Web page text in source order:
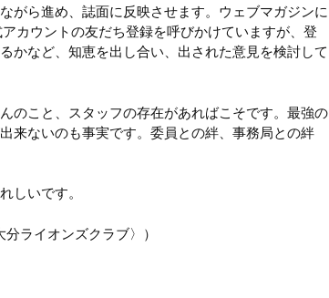
がら進め、誌面に反映させます。ウェブマガジンに
カウントの友だち登録を呼びかけていますが、登
かなど、知恵を出し合い、出された意見を検討して
のこと、スタッフの存在があればこそです。最強の
来ないのも事実です。委員との絆、事務局との絆
しいです。
ライオンズクラブ〉）